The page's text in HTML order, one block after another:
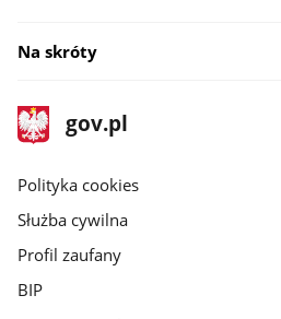
Na skróty
stopka
gov.pl
Strona
gov.pl
gov.pl
Polityka cookies
Służba cywilna
Profil zaufany
BIP